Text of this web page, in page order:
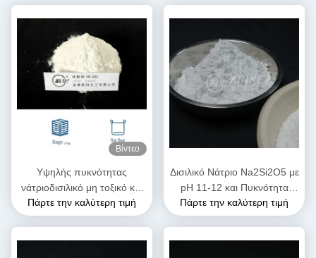
Βίντεο
Υψηλής πυκνότητας
νάτριοδισιλικό μη τοξικό και
μη εύφλεκτο
Πάρτε την καλύτερη τιμή
Δισιλικό Νάτριο Na2Si2O5 με
pH 11-12 και Πυκνότητα
2.44 G/cm³ Εξαιρετικά
Διαλυτό στο Νερό για
Πάρτε την καλύτερη τιμή